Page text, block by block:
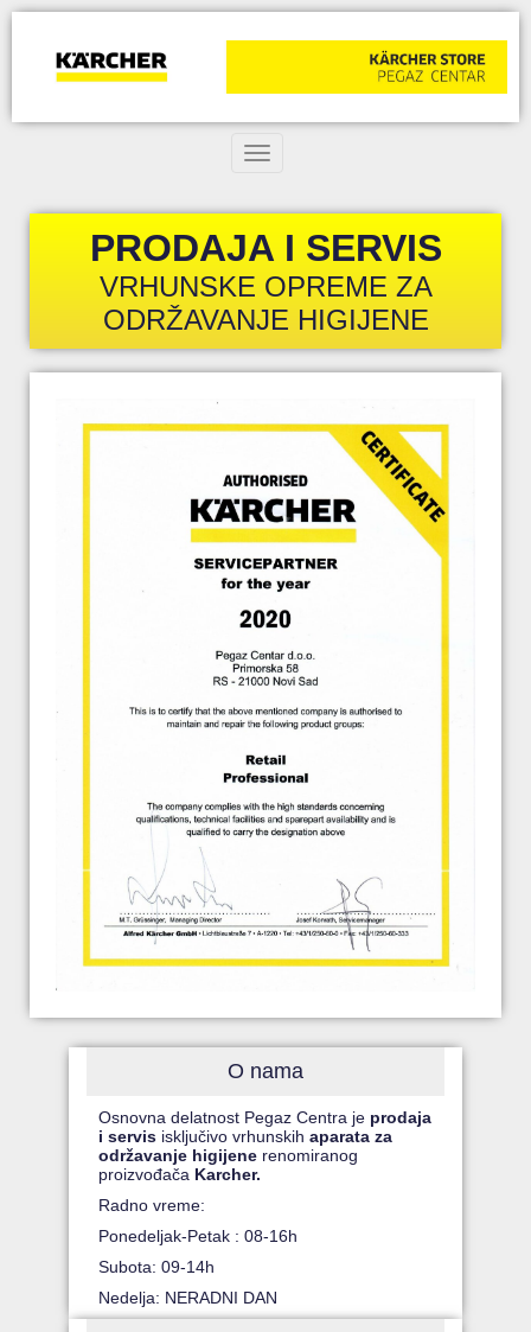
Toggle navigation
PRODAJA I SERVIS
VRHUNSKE OPREME ZA
ODRŽAVANJE HIGIJENE
O nama
Osnovna delatnost Pegaz Centra je prodaja
i servis isključivo vrhunskihaparata za
održavanje higijene renomiranog
proizvođača Karcher.
Radno vreme:
Ponedeljak-Petak : 08-16h
Subota: 09-14h
Nedelja: NERADNI DAN